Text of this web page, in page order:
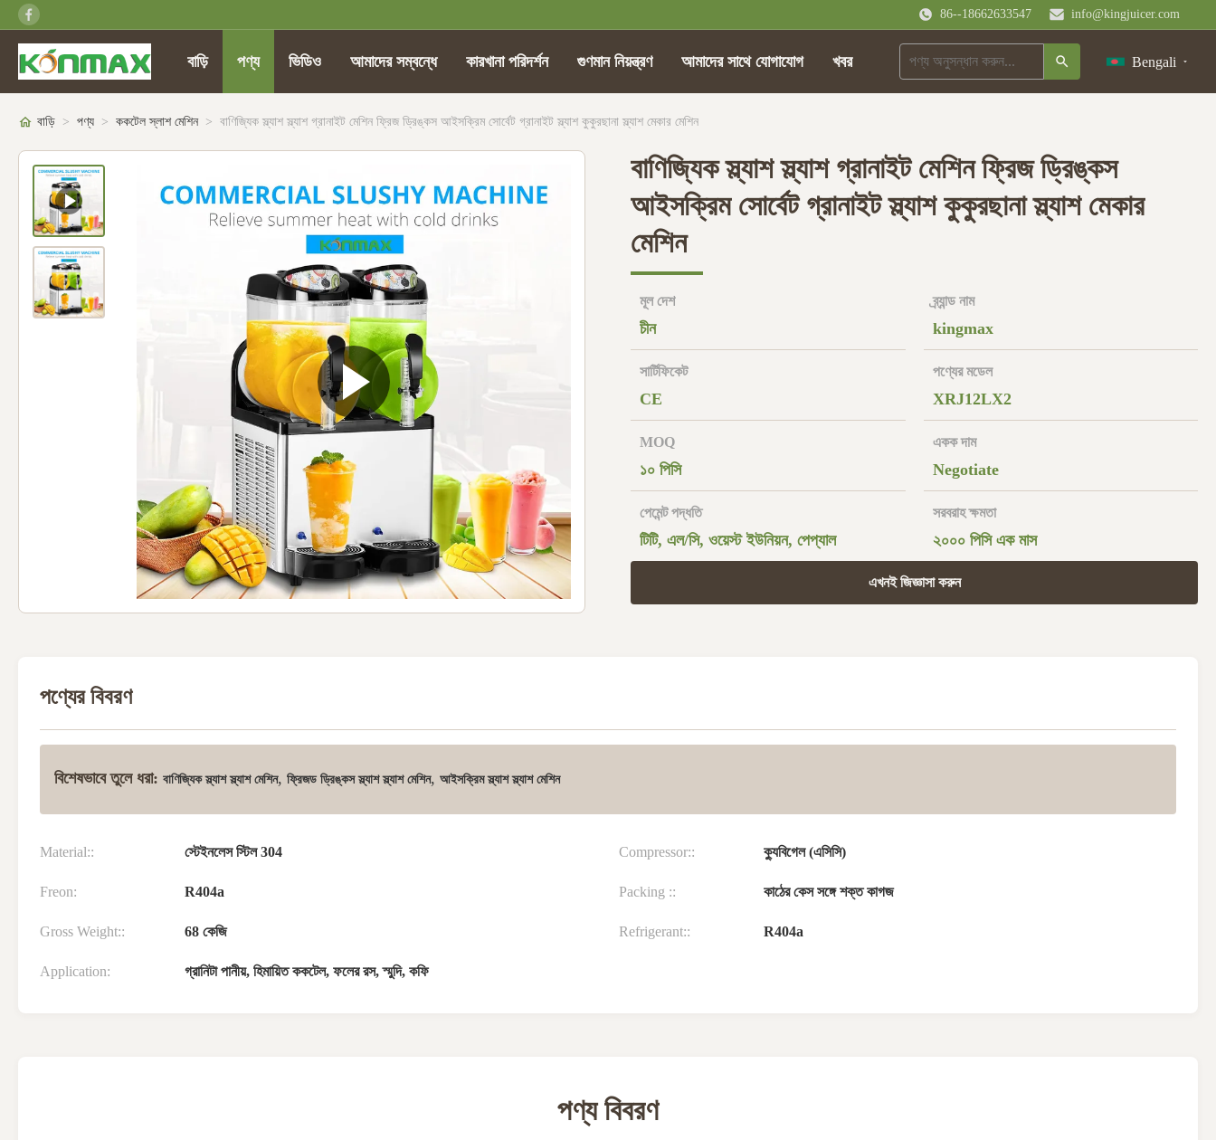
86--18662633547 info@kingjuicer.com
বাড়ি পণ্য ভিডিও আমাদের সম্বন্ধে কারখানা পরিদর্শন গুণমান নিয়ন্ত্রণ আমাদের সাথে যোগাযোগ খবর Bengali
বাড়ি > পণ্য > ককটেল স্লাশ মেশিন > বাণিজ্যিক স্ল্যাশ স্ল্যাশ গ্রানাইট মেশিন ফ্রিজ ড্রিঙ্কস আইসক্রিম সোর্বেট গ্রানাইট স্ল্যাশ কুকুরছানা স্ল্যাশ মেকার মেশিন
বাণিজ্যিক স্ল্যাশ স্ল্যাশ গ্রানাইট মেশিন ফ্রিজ ড্রিঙ্কস
আইসক্রিম সোর্বেট গ্রানাইট স্ল্যাশ কুকুরছানা স্ল্যাশ মেকার
মেশিন
মূল দেশ
চীন
ব্র্যান্ড নাম
kingmax
সার্টিফিকেট
CE
পণ্যের মডেল
XRJ12LX2
MOQ
১০ পিসি
একক দাম
Negotiate
পেমেন্ট পদ্ধতি
টিটি, এল/সি, ওয়েস্ট ইউনিয়ন, পেপ্যাল
সরবরাহ ক্ষমতা
২০০০ পিসি এক মাস
এখনই জিজ্ঞাসা করুন
পণ্যের বিবরণ
বিশেষভাবে তুলে ধরা: বাণিজ্যিক স্ল্যাশ স্ল্যাশ মেশিন, ফ্রিজড ড্রিঙ্কস স্ল্যাশ স্ল্যাশ মেশিন, আইসক্রিম স্ল্যাশ স্ল্যাশ মেশিন
Material:: স্টেইনলেস স্টিল 304 Compressor:: ক্যুবিগেল (এসিসি)
Freon: R404a Packing :: কাঠের কেস সঙ্গে শক্ত কাগজ
Gross Weight:: 68 কেজি Refrigerant:: R404a
Application: গ্রানিটা পানীয়, হিমায়িত ককটেল, ফলের রস, স্মুদি, কফি
পণ্য বিবরণ